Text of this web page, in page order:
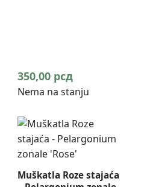
350,00 рсд
Nema na stanju
Muškatla Roze stajaća